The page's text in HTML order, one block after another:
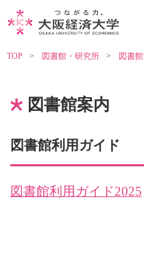
TOP 図書館・研究所 図書館
図書館案内
図書館利用ガイド
図書館利用ガイド2025